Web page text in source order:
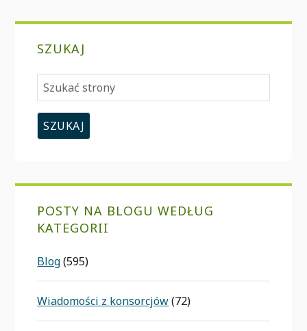
SZUKAJ
Szukać
strony
POSTY NA BLOGU WEDŁUG
KATEGORII
Blog(595)
Wiadomości z konsorcjów(72)